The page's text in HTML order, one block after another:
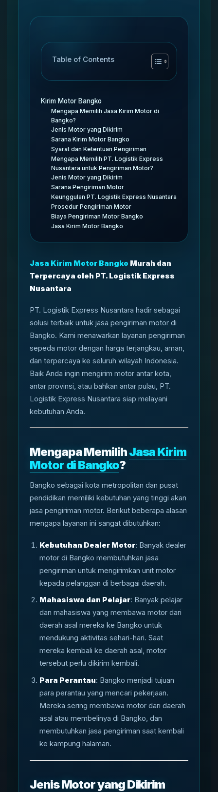
Table of Contents
Kirim Motor Bangko
Mengapa Memilih Jasa Kirim Motor di
Bangko?
Jenis Motor yang Dikirim
Sarana Kirim Motor Bangko
Syarat dan Ketentuan Pengiriman
Mengapa Memilih PT. Logistik Express
Nusantara untuk Pengiriman Motor?
Jenis Motor yang Dikirim
Sarana Pengiriman Motor
Keunggulan PT. Logistik Express Nusantara
Prosedur Pengiriman Motor
Biaya Pengiriman Motor Bangko
Jasa Kirim Motor Bangko
Jasa Kirim Motor Bangko Murah dan
Terpercaya oleh PT. Logistik Express
Nusantara
PT. Logistik Express Nusantara hadir sebagai
solusi terbaik untuk jasa pengiriman motor di
Bangko. Kami menawarkan layanan pengiriman
sepeda motor dengan harga terjangkau, aman,
dan terpercaya ke seluruh wilayah Indonesia.
Baik Anda ingin mengirim motor antar kota,
antar provinsi, atau bahkan antar pulau, PT.
Logistik Express Nusantara siap melayani
kebutuhan Anda.
Mengapa MemilihJasa Kirim
Motor di Bangko?
Bangko sebagai kota metropolitan dan pusat
pendidikan memiliki kebutuhan yang tinggi akan
jasa pengiriman motor. Berikut beberapa alasan
mengapa layanan ini sangat dibutuhkan:
Kebutuhan Dealer Motor: Banyak dealer
motor di Bangko membutuhkan jasa
pengiriman untuk mengirimkan unit motor
kepada pelanggan di berbagai daerah.
Mahasiswa dan Pelajar: Banyak pelajar
dan mahasiswa yang membawa motor dari
daerah asal mereka ke Bangko untuk
mendukung aktivitas sehari-hari. Saat
mereka kembali ke daerah asal, motor
tersebut perlu dikirim kembali.
Para Perantau: Bangko menjadi tujuan
para perantau yang mencari pekerjaan.
Mereka sering membawa motor dari daerah
asal atau membelinya di Bangko, dan
membutuhkan jasa pengiriman saat kembali
ke kampung halaman.
Jenis Motor yang Dikirim